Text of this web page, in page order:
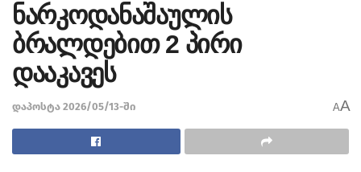
ნარკოდანაშაულის
ბრალდებით 2 პირი
დააკავეს
დაპოსტა 2026/05/13-ში AA